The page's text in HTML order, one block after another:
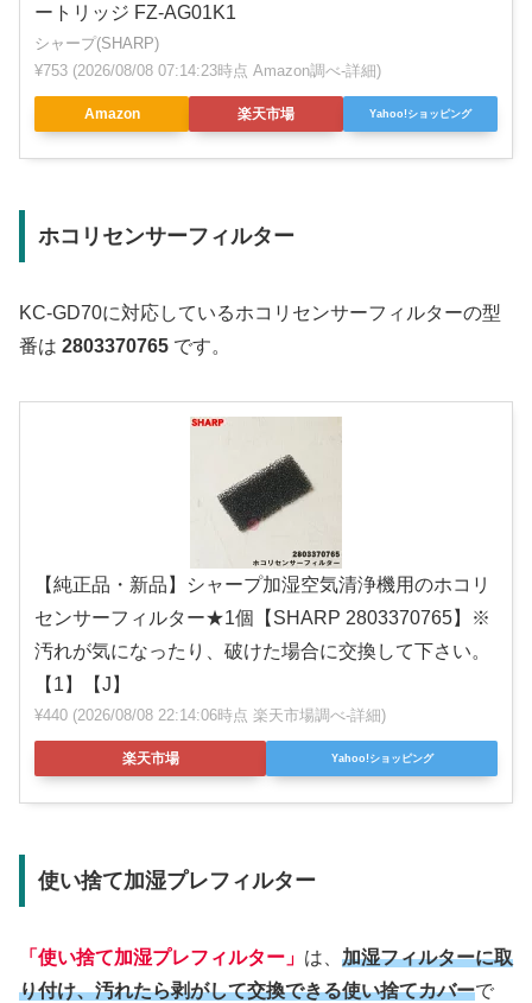
ートリッジ FZ-AG01K1
シャープ(SHARP)
¥753 (2026/08/08 07:14:23時点 Amazon調べ-詳細)
Amazon 楽天市場 Yahoo!ショッピング
ホコリセンサーフィルター
KC-GD70に対応しているホコリセンサーフィルターの型
番は 2803370765 です。
【純正品・新品】シャープ加湿空気清浄機用のホコリ
センサーフィルター★1個【SHARP 2803370765】※
汚れが気になったり、破けた場合に交換して下さい。
【1】【J】
¥440 (2026/08/08 22:14:06時点 楽天市場調べ-詳細)
楽天市場 Yahoo!ショッピング
使い捨て加湿プレフィルター
「使い捨て加湿プレフィルター」 は、 加湿フィルターに取
り付け、汚れたら剥がして交換できる使い捨てカバーで